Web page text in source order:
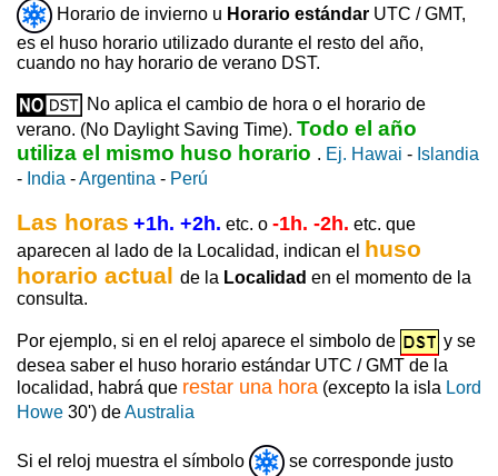
Horario de invierno u Horario estándar UTC / GMT,
es el huso horario utilizado durante el resto del año,
cuando no hay horario de verano DST.
No aplica el cambio de hora o el horario de
verano. (No Daylight Saving Time). Todo el año
utiliza el mismo huso horario . Ej. Hawai - Islandia
- India -Argentina - Perú
Las horas +1h. +2h. etc. o -1h. -2h. etc. que
aparecen al lado de la Localidad, indican el huso
horario actual de la Localidad en el momento de la
consulta.
Por ejemplo, si en el reloj aparece el simbolo de
y se
desea saber el huso horario estándar UTC / GMT de la
localidad, habrá que restar una hora (excepto la isla Lord
Howe 30') deAustralia
Si el reloj muestra el símbolo se corresponde justo